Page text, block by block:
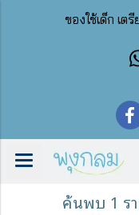
ของใช้เด็ก เ
ค้นพบ 1 ร